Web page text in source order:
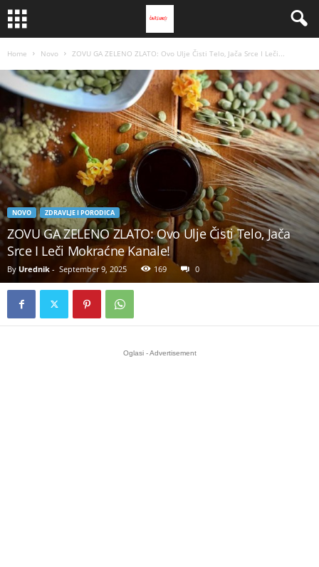
Home Novo ZOVU GA ZELENO ZLATO: Ovo Ulje Čisti Telo, Jača Srce I Leči...
NOVO ZDRAVLJE I PORODICA
ZOVU GA ZELENO ZLATO: Ovo Ulje Čisti Telo, Jača
Srce I Leči Mokraćne Kanale!
By Urednik - September 9, 2025 169 0
Oglasi - Advertisement